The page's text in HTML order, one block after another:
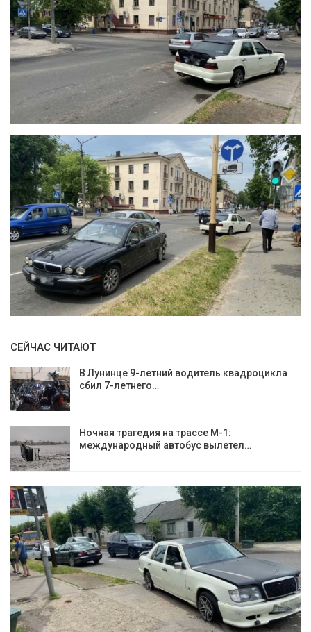
СЕЙЧАС ЧИТАЮТ
В Лунинце 9-летний водитель квадроцикла
сбил 7-летнего…
Ночная трагедия на трассе М-1:
международный автобус вылетел…